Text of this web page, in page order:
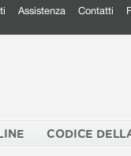
Assistenza Contatti
CODICE